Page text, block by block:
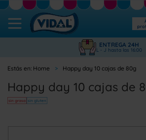
ENTREGA 24H
L - J hasta las 16:00
Home Happy day 10 cajas de 80g
Happy day 10 cajas de
sin grasa sin gluten